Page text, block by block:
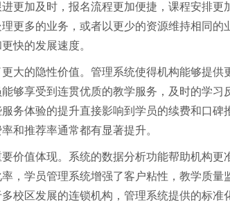
更加及时，报名流程更加便捷，课程安排
更多的业务，或者以更少的资源维持相同
快的发展速度。
大的隐性价值。管理系统使得机构能够提
够享受到连贯优质的教学服务，及时的学
务体验的提升直接影响到学员的续费和口
和推荐率通常都有显著提升。
价值体现。系统的数据分析功能帮助机构更
，学员管理系统增强了客户粘性，教学质
校区发展的连锁机构，管理系统提供的标